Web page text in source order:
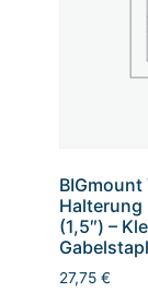
Halterung
(1,5″) –
27,75€